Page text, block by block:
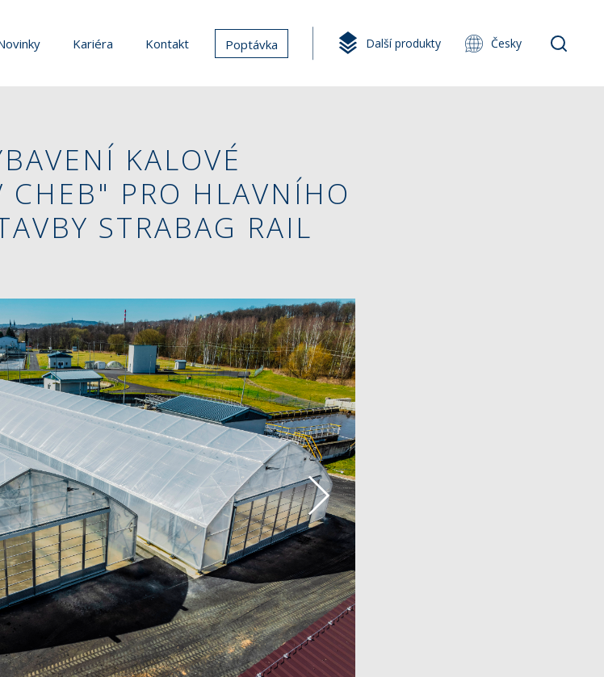
Kariéra Kontakt Poptávka Další produkty Česky
KALOVÉ
CHEB" PRO HLAVNÍHO
STRABAG RAIL